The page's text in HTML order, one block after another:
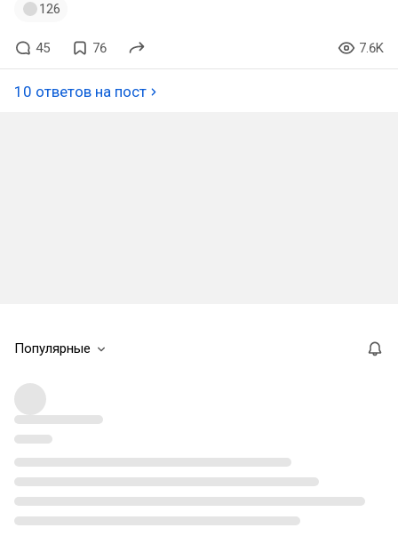
126
45 76 7.6K
10 ответов на пост
Популярные